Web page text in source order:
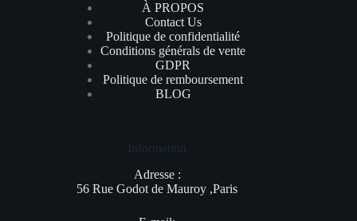
À PROPOS
Contact Us
Politique de confidentialité
Conditions générals de vente
GDPR
Politique de remboursement
BLOG
Information
Adresse :
56 Rue Godot de Mauroy ,Paris